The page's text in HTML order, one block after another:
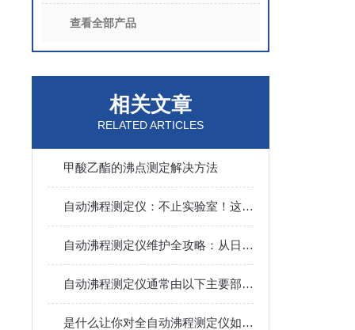
查看全部产品
相关文章
RELATED ARTICLES
甲酸乙酯的沸点测定解决方法
自动沸程测定仪：不止实验室！这些关键领域都在用它“精准控温”
自动沸程测定仪维护全攻略：从日常养护到故障预防，一步到位！
自动沸程测定仪通常由以下主要部件组成
是什么让你对全自动沸程测定仪如此看好的